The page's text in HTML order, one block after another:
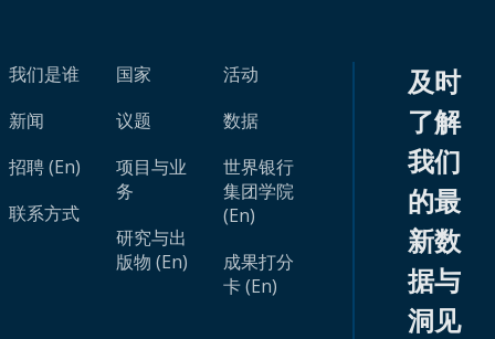
我们是谁
新闻
招聘 (En)
联系方式
国家
议题
项目与业
务
研究与出
版物 (En)
活动
数据
世界银行
集团学院
(En)
成果打分
卡 (En)
及时
了解
我们
的最
新数
据与
洞见